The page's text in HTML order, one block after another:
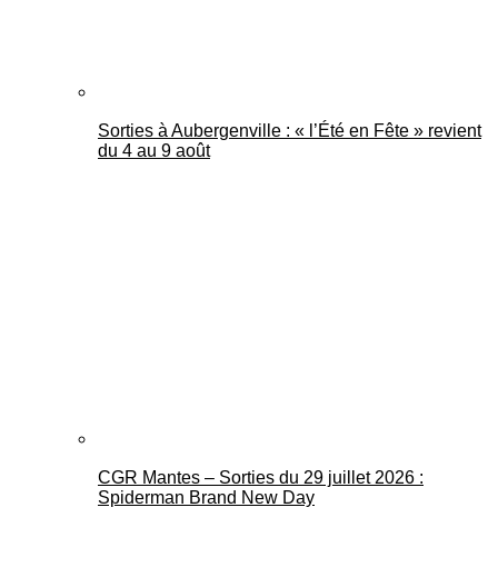
Sorties à Aubergenville : « l’Été en Fête » revient
du 4 au 9 août
CGR Mantes – Sorties du 29 juillet 2026 :
Spiderman Brand New Day